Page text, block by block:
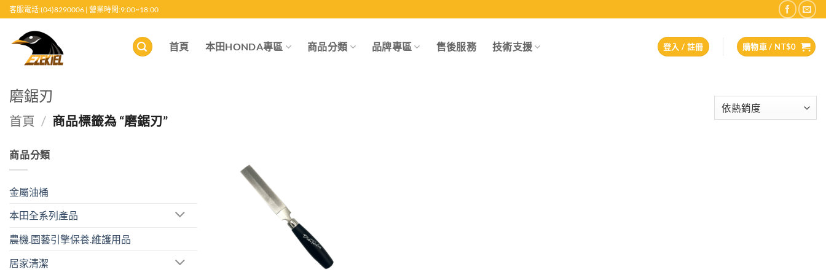
至
客服電話:(04)8290006 | 營業時間:9:00~18:00
首頁 本田HONDA專區 商品分類 品牌專區 售後服務 技術支援 登入 / 註冊 購物車 / NT$0
磨鋸刃
首頁 / 商品標籤為 “磨鋸刃”
商品分類
金屬油桶
本田全系列產品
農機.園藝引擎保養.維護用品
居家清潔